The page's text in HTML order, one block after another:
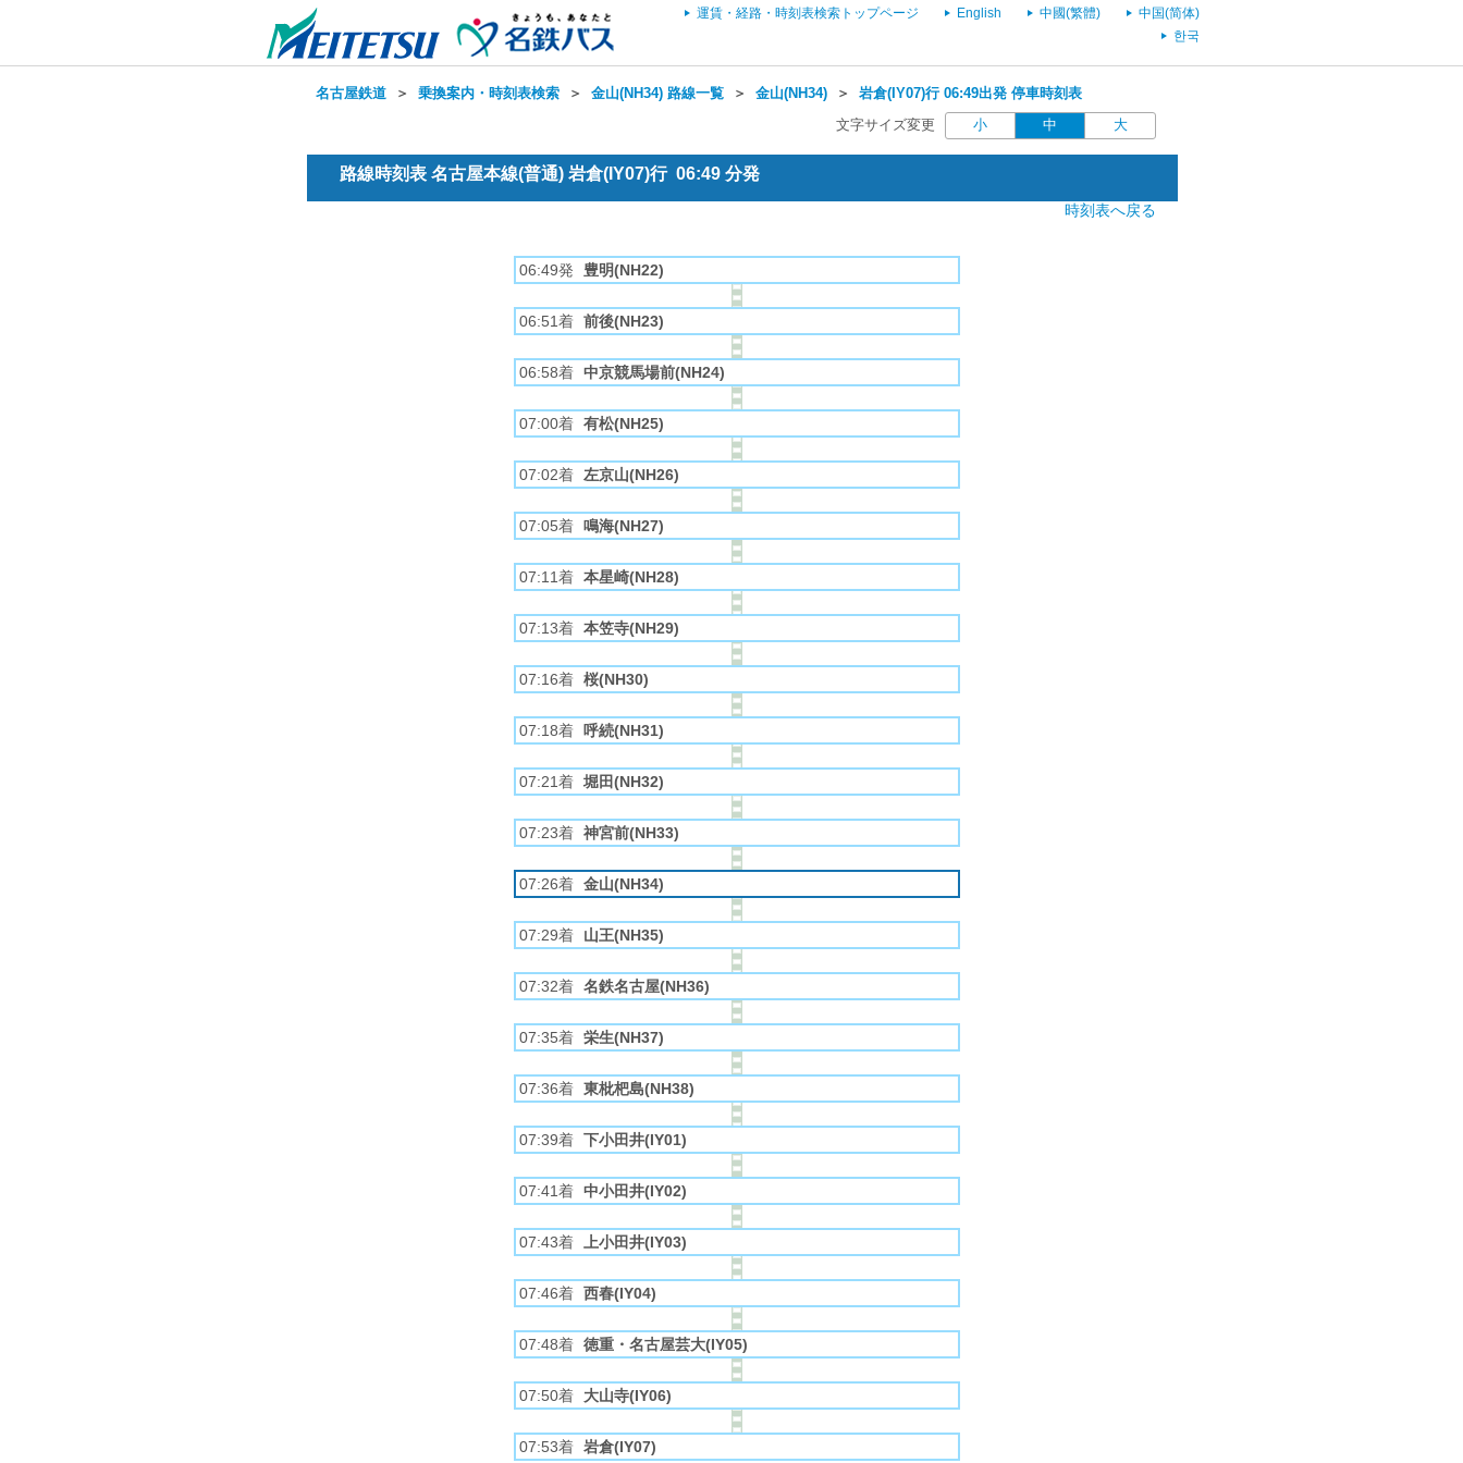
運賃・経路・時刻表検索トップページ English 中國(繁體)
中国(简体)
한국
名古屋鉄道 ＞ 乗換案内・時刻表検索 ＞ 金山(NH34) 路線一覧 ＞ 金山(NH34) ＞ 岩倉(IY07)行 06:49出発 停車時刻表
文字サイズ変更 小 中 大
路線時刻表 名古屋本線(普通) 岩倉(IY07)行 06:49 分発
時刻表へ戻る
06:49発 豊明(NH22)
06:51着 前後(NH23)
06:58着 中京競馬場前(NH24)
07:00着 有松(NH25)
07:02着 左京山(NH26)
07:05着 鳴海(NH27)
07:11着 本星崎(NH28)
07:13着 本笠寺(NH29)
07:16着 桜(NH30)
07:18着 呼続(NH31)
07:21着 堀田(NH32)
07:23着 神宮前(NH33)
07:26着 金山(NH34)
07:29着 山王(NH35)
07:32着 名鉄名古屋(NH36)
07:35着 栄生(NH37)
07:36着 東枇杷島(NH38)
07:39着 下小田井(IY01)
07:41着 中小田井(IY02)
07:43着 上小田井(IY03)
07:46着 西春(IY04)
07:48着 徳重・名古屋芸大(IY05)
07:50着 大山寺(IY06)
07:53着 岩倉(IY07)